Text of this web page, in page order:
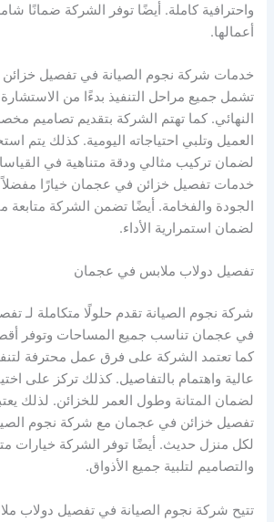
واحترافية كاملة. أيضًا توفر الشركة ضمانًا
أعمالها.
خدمات شركة نجوم الصيانة في تفصيل
تشمل جميع مراحل التنفيذ بدءًا من
النهائي. كما تهتم الشركة بتقديم تصاميم
العميل وتلبي احتياجاته اليومية. كذلك يتم
لضمان تركيب مثالي ودقة متناهية في
خدمات تفصيل خزائن في عجمان خيارًا مفضلاً
الجودة والفخامة. أيضًا تضمن الشركة متابعة
لضمان استمرارية الأداء.
تفصيل دولاب ملابس في عجمان
شركة نجوم الصيانة تقدم حلولًا متكاملة لـ
في عجمان تناسب جميع المساحات وتوفر
كما تعتمد الشركة على فرق عمل محترفة
عالية واهتمام بالتفاصيل. كذلك تركز على
لضمان المتانة وطول العمر للخزائن. لذلك
تفصيل خزائن في عجمان مع شركة نجوم
لكل منزل حديث. أيضًا توفر الشركة خيارات
والتصاميم لتلبية جميع الأذواق.
تتيح شركة نجوم الصيانة في تفصيل دولاب